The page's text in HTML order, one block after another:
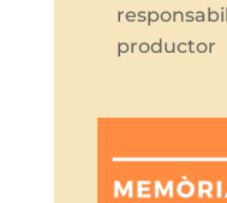
productor​